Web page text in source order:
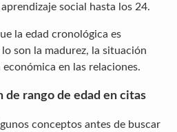
social hasta los 24.
la edad cronológica es
son la madurez, la situación
en las relaciones.
de rango de edad en citas
conceptos antes de buscar